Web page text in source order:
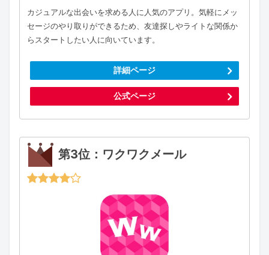
カジュアルな出会いを求める人に人気のアプリ。気軽にメッ
セージのやり取りができるため、友達探しやライトな関係か
らスタートしたい人に向いています。
詳細ページ
公式ページ
第3位：ワクワクメール